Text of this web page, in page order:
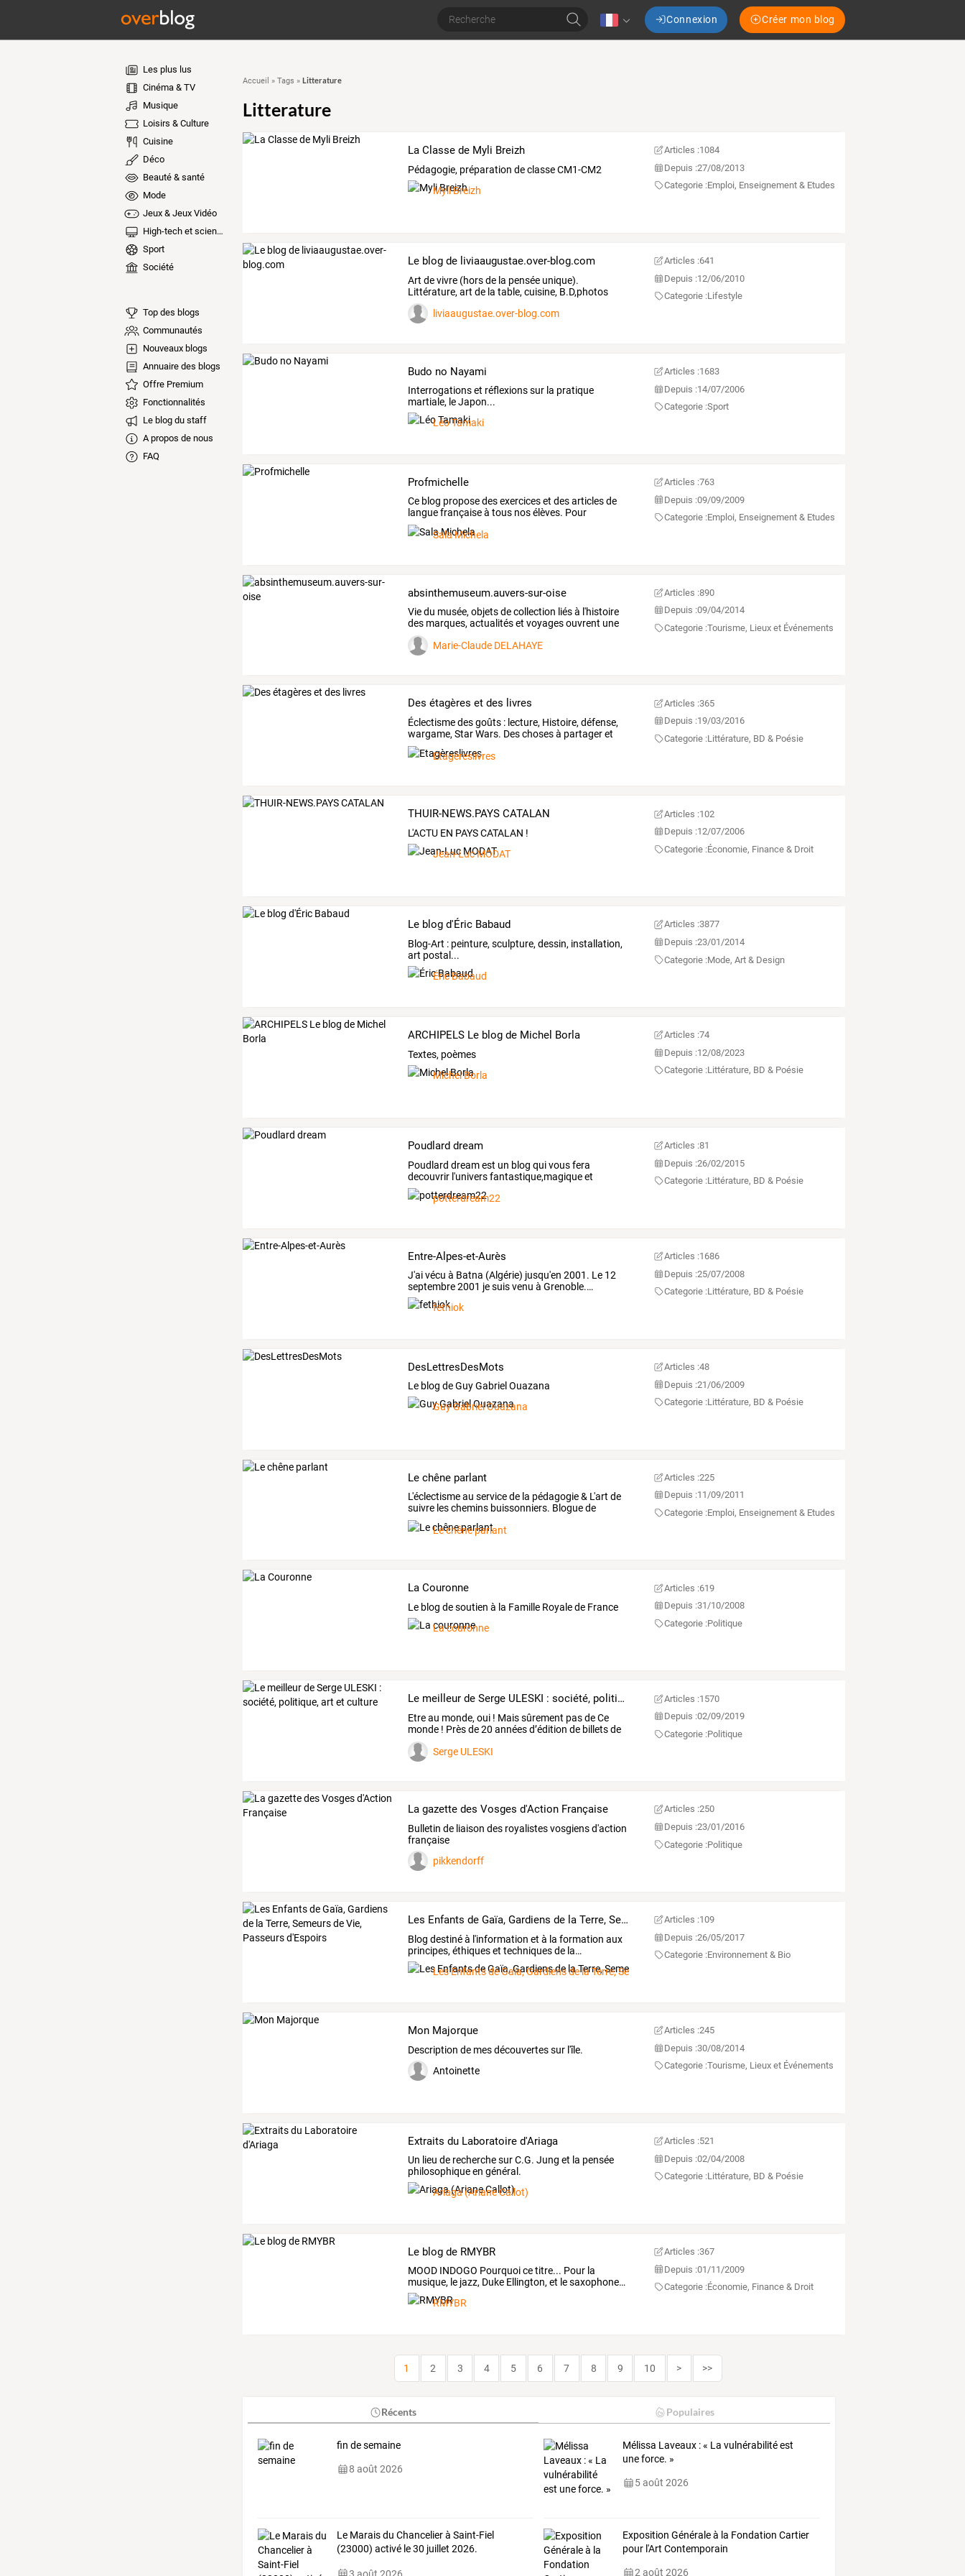
Connexion Créer mon blog
Les plus lus
Cinéma & TV
Musique
Loisirs & Culture
Cuisine
Déco
Beauté & santé
Mode
Jeux & Jeux Vidéo
High-tech et sciences
Sport
Société
Top des blogs
Communautés
Nouveaux blogs
Annuaire des blogs
Offre Premium
Fonctionnalités
Le blog du staff
A propos de nous
FAQ
Accueil » Tags » Litterature
Litterature
La Classe de Myli Breizh
Pédagogie, préparation de classe CM1-CM2
Myli Breizh
Articles :1084
Depuis :27/08/2013
Categorie :Emploi, Enseignement & Etudes
Le blog de liviaaugustae.over-blog.com
Art de vivre (hors de la pensée unique).
Littérature, art de la table, cuisine, B.D,photos
etc...
liviaaugustae.over-blog.com
Articles :641
Depuis :12/06/2010
Categorie :Lifestyle
Budo no Nayami
Interrogations et réflexions sur la pratique
martiale, le Japon...
Léo Tamaki
Articles :1683
Depuis :14/07/2006
Categorie :Sport
Profmichelle
Ce blog proposedesexerciceset desarticlesde
languefrançaiseà tous nosélèves. Pour
apprendre...
Sala Michela
Articles :763
Depuis :09/09/2009
Categorie :Emploi, Enseignement & Etudes
absinthemuseum.auvers-sur-oise
Viedu musée, objetsdecollection liésà l'histoire
des marques, actualitéset voyagesouvrent une
large
Marie-Claude DELAHAYE
Articles :890
Depuis :09/04/2014
Categorie :Tourisme, Lieux et Événements
Des étagères et des livres
Éclectismedesgoûts : lecture, Histoire, défense,
wargame, StarWars. Deschosesà partageret
faire
Etagèreslivres
Articles :365
Depuis :19/03/2016
Categorie :Littérature, BD & Poésie
THUIR-NEWS.PAYS CATALAN
L'ACTU EN PAYS CATALAN !
Jean-Luc MODAT
Articles :102
Depuis :12/07/2006
Categorie :Économie, Finance & Droit
Le blog d'Éric Babaud
Blog-Art : peinture, sculpture, dessin, installation,
art postal...
Éric Babaud
Articles :3877
Depuis :23/01/2014
Categorie :Mode, Art & Design
ARCHIPELS Le blog de Michel Borla
Textes, poèmes
Michel Borla
Articles :74
Depuis :12/08/2023
Categorie :Littérature, BD & Poésie
Poudlard dream
Poudlard dreamest un blog quivousfera
decouvrir l'universfantastique,magiqueet
surprenant
potterdream22
Articles :81
Depuis :26/02/2015
Categorie :Littérature, BD & Poésie
Entre-Alpes-et-Aurès
J'aivécu à Batna (Algérie) jusqu'en 2001. Le 12
septembre2001 jesuisvenu à Grenoble.…
fethiok
Articles :1686
Depuis :25/07/2008
Categorie :Littérature, BD & Poésie
DesLettresDesMots
Le blog de Guy Gabriel Ouazana
Guy Gabriel Ouazana
Articles :48
Depuis :21/06/2009
Categorie :Littérature, BD & Poésie
Le chêne parlant
L'éclectismeau servicede la pédagogie& L'art de
suivre leschemins buissonniers. Bloguede
Virginie
Le chêne parlant
Articles :225
Depuis :11/09/2011
Categorie :Emploi, Enseignement & Etudes
La Couronne
Le blog de soutien à la Famille Royale de France
La couronne
Articles :619
Depuis :31/10/2008
Categorie :Politique
Le meilleur de Serge ULESKI : société, politique, art et culture
Etreau monde, oui ! Maissûrement pasdeCe
monde ! Prèsde20 annéesd’édition de billetsde
blog
Serge ULESKI
Articles :1570
Depuis :02/09/2019
Categorie :Politique
La gazette des Vosges d'Action Française
Bulletin de liaison des royalistes vosgiens d'action
française
pikkendorff
Articles :250
Depuis :23/01/2016
Categorie :Politique
Les Enfants de Gaïa, Gardiens de la Terre, Semeurs de Vie, Passeurs d'Espoirs
Blog destinéà l'information et à la formation aux
principes, éthiqueset techniquesde la…
Les Enfants de Gaïa, Gardiens de la Terre, Semeurs de Vie, Passeurs d'Espoirs
Articles :109
Depuis :26/05/2017
Categorie :Environnement & Bio
Mon Majorque
Description de mes découvertes sur l'île.
Antoinette
Articles :245
Depuis :30/08/2014
Categorie :Tourisme, Lieux et Événements
Extraits du Laboratoire d'Ariaga
Un lieu de recherche sur C.G. Jung et la pensée
philosophique en général.
Ariaga (Ariane Callot)
Articles :521
Depuis :02/04/2008
Categorie :Littérature, BD & Poésie
Le blog de RMYBR
MOOD INDOGO Pourquoicetitre... Pour la
musique, le jazz, Duke Ellington,et lesaxophone…
RMYBR
Articles :367
Depuis :01/11/2009
Categorie :Économie, Finance & Droit
1 2 3 4 5 6 7 8 9 10 > >>
Récents Populaires
fin de semaine
8 août 2026
Mélissa Laveaux : « La vulnérabilité est
une force. »
5 août 2026
LeMaraisdu Chancelierà Saint-Fiel
(23000) activéle30 juillet 2026.
3 août 2026
Exposition Générale à la Fondation Cartier
pour l'Art Contemporain
2 août 2026